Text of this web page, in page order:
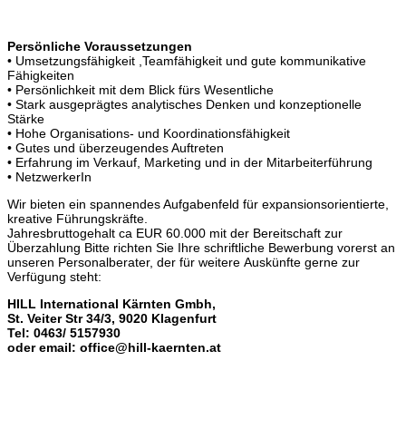
Persönliche Voraussetzungen
• Umsetzungsfähigkeit ,Teamfähigkeit und gute kommunikative
Fähigkeiten
• Persönlichkeit mit dem Blick fürs Wesentliche
• Stark ausgeprägtes analytisches Denken und konzeptionelle
Stärke
• Hohe Organisations- und Koordinationsfähigkeit
• Gutes und überzeugendes Auftreten
• Erfahrung im Verkauf, Marketing und in der Mitarbeiterführung
• NetzwerkerIn
Wir bieten ein spannendes Aufgabenfeld für expansionsorientierte,
kreative Führungskräfte.
Jahresbruttogehalt ca EUR 60.000 mit der Bereitschaft zur
Überzahlung Bitte richten Sie Ihre schriftliche Bewerbung vorerst an
unseren Personalberater, der für weitere Auskünfte gerne zur
Verfügung steht:
HILL International Kärnten Gmbh,
St. Veiter Str 34/3, 9020 Klagenfurt
Tel: 0463/ 5157930
oder email: office@hill-kaernten.at